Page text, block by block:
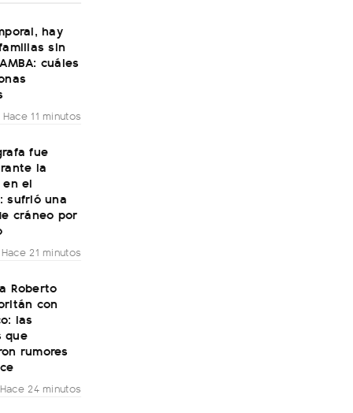
hay
sin
cuáles
Hace 11 minutos
fue
la
el
sufrió una
cráneo por
Hace 21 minutos
Roberto
con
las
que
rumores
Hace 24 minutos